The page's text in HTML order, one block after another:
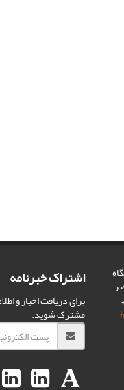
اشتراک خبرنامه
برای دریافت اخبار و
مشترک شوید.